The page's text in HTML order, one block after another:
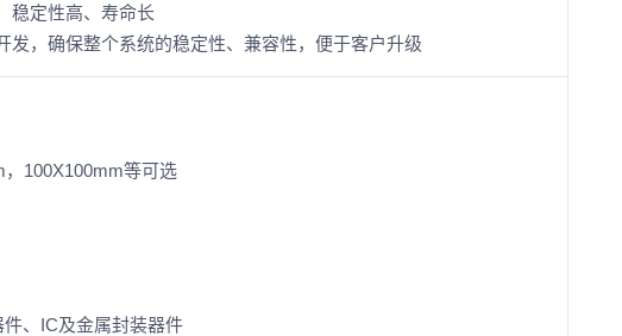
稳定性高、寿命长
发，确保整个系统的稳定性、兼容性，便于客户升级
100X100mm等可选
、IC及金属封装器件